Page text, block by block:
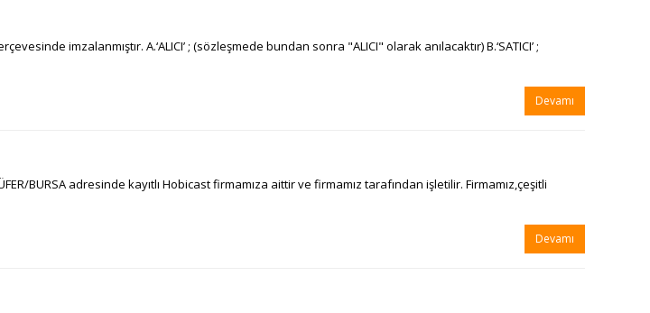
imzalanmıştır. A.‘ALICI’ ; (sözleşmede bundan sonra "ALICI" olarak anılacaktır) B.‘SATICI’ ;
Devamı
BURSA adresinde kayıtlı Hobicast firmamıza aittir ve firmamız tarafından işletilir. Firmamız,çeşitli
Devamı